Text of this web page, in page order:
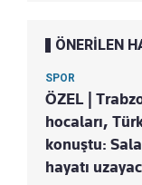
ÖNERİLEN
SPOR
ÖZEL |
hocaları,
konuştu:
hayatı